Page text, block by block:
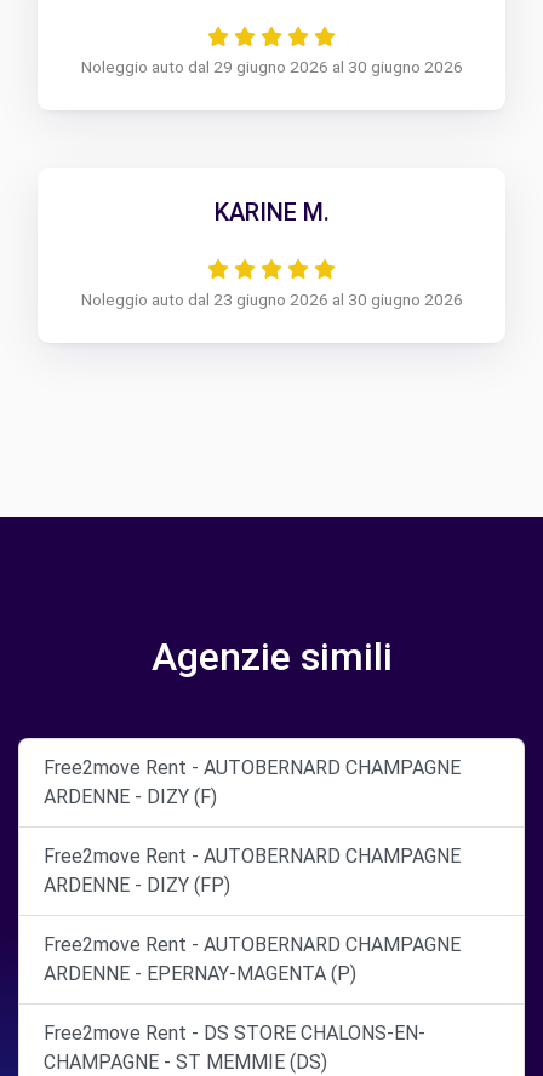
Noleggio auto dal 29 giugno 2026 al 30 giugno 2026
KARINE M.
Noleggio auto dal 23 giugno 2026 al 30 giugno 2026
Agenzie simili
Free2move Rent - AUTOBERNARD CHAMPAGNE
ARDENNE - DIZY (F)
Free2move Rent - AUTOBERNARD CHAMPAGNE
ARDENNE - DIZY (FP)
Free2move Rent - AUTOBERNARD CHAMPAGNE
ARDENNE - EPERNAY-MAGENTA (P)
Free2move Rent - DS STORE CHALONS-EN-
CHAMPAGNE - ST MEMMIE (DS)